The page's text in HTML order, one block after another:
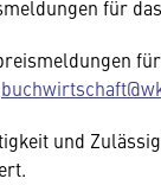
für
und